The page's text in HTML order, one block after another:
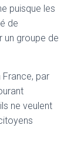
puisque les
de
un groupe de
par
ne veulent